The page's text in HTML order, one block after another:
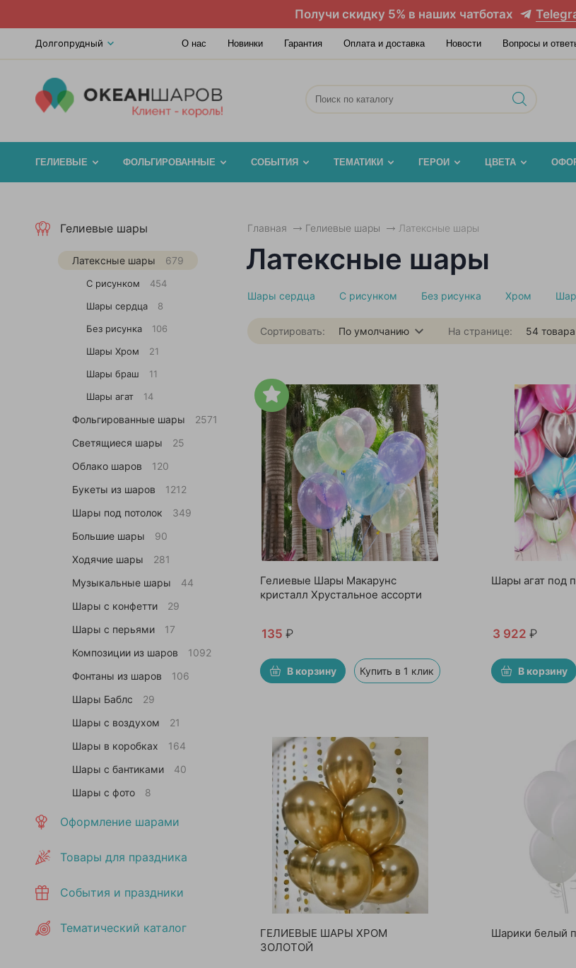
Получи скидку 5% в наших чатботах
Долгопрудный О нас Новинки Гарантия Оплата и доставка Новости Вопросы и
ГЕЛИЕВЫЕ ФОЛЬГИРОВАННЫЕ СОБЫТИЯ ТЕМАТИКИ ГЕРОИ ЦВЕТА
Главная Гелиевые шары Латексные шары
Латексные шары
Шары сердца С рисунком Без рисунка Хром
Сортировать: По умолчанию На странице: 54 товара
Гелиевые Шары Макарунс
кристалл Хрустальное ассорти
135 ₽
В корзину Купить в 1 клик
Шары агат под
3 922 ₽
В корзину
ГЕЛИЕВЫЕ ШАРЫ ХРОМ
ЗОЛОТОЙ
Шарики белый
Гелиевые шары
Латексные шары 679
С рисунком
454
Шары сердца
8
Без рисунка
106
Шары Хром
21
Шары браш
11
Шары агат
14
Фольгированные шары
2571
Светящиеся шары
25
Облако шаров
120
Букеты из шаров
1212
Шары под потолок
349
Большие шары
90
Ходячие шары
281
Музыкальные шары
44
Шары с конфетти
29
Шары с перьями
17
Композиции из шаров
1092
Фонтаны из шаров
106
Шары Баблс
29
Шары с воздухом
21
Шары в коробках
164
Шары с бантиками
40
Шары с фото
8
Оформление шарами
Товары для праздника
События и праздники
Тематический каталог